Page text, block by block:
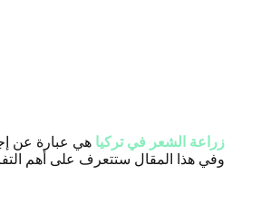
زراعة الشعر في تركيا
وفي هذا المقال ستتعرف على أهم